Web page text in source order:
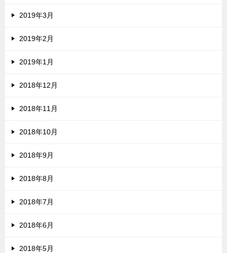
2019年3月
2019年2月
2019年1月
2018年12月
2018年11月
2018年10月
2018年9月
2018年8月
2018年7月
2018年6月
2018年5月